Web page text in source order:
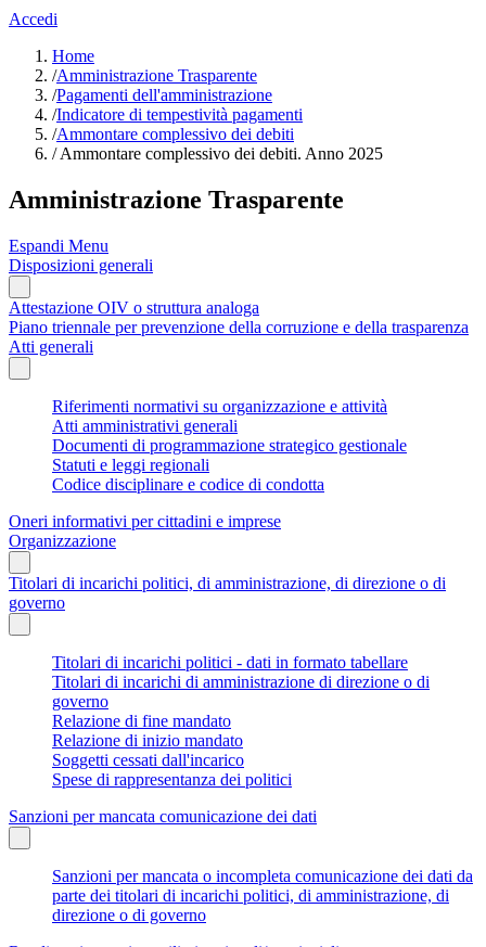
Accedi
Home
/Amministrazione Trasparente
/Pagamenti dell'amministrazione
/Indicatore di tempestività pagamenti
/Ammontare complessivo dei debiti
/Ammontare complessivo dei debiti. Anno 2025
Amministrazione Trasparente
Espandi Menu
Disposizioni generali
Attestazione OIV o struttura analoga
Piano triennale per prevenzione della corruzione e della trasparenza
Atti generali
Riferimenti normativi su organizzazione e attività
Atti amministrativi generali
Documenti di programmazione strategico gestionale
Statuti e leggi regionali
Codice disciplinare e codice di condotta
Oneri informativi per cittadini e imprese
Organizzazione
Titolari di incarichi politici, di amministrazione, di direzione o di
governo
Titolari di incarichi politici - dati in formato tabellare
Titolari di incarichi di amministrazione di direzione o di
governo
Relazione di fine mandato
Relazione di inizio mandato
Soggetti cessati dall'incarico
Spese di rappresentanza dei politici
Sanzioni per mancata comunicazione dei dati
Sanzioni per mancata o incompleta comunicazione dei dati da
parte dei titolari di incarichi politici, di amministrazione, di
direzione o di governo